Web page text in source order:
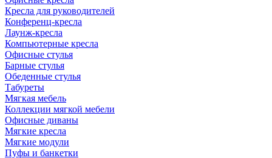
Кресла для руководителей
Конференц-кресла
Лаунж-кресла
Компьютерные кресла
Офисные стулья
Барные стулья
Обеденные стулья
Табуреты
Мягкая мебель
Коллекции мягкой мебели
Офисные диваны
Мягкие кресла
Мягкие модули
Пуфы и банкетки